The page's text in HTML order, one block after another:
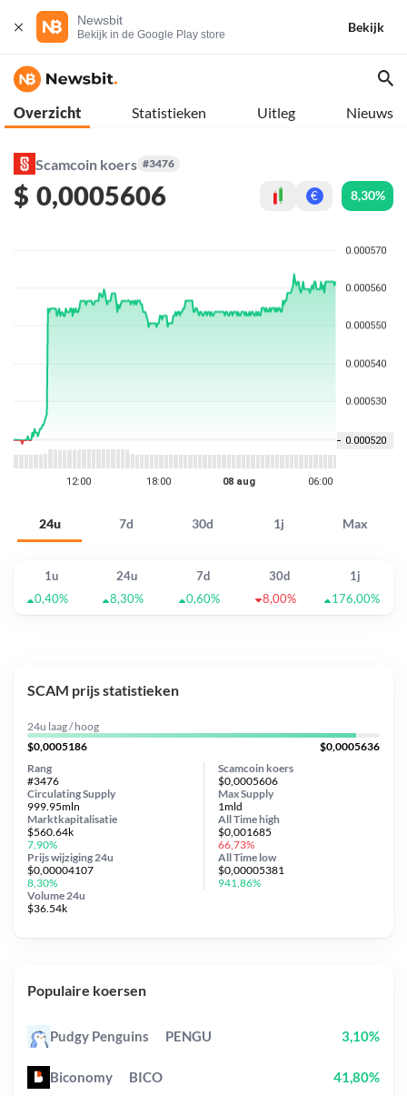
Newsbit
Bekijk in de Google Play store
Bekijk
Overzicht Statistieken Uitleg Nieuws
Scamcoin koers #3476
$ 0,0005606 € 8,30%
24u 7d 30d 1j Max
1u 24u 7d 30d
1j
0,40%
8,30% 0,60% 8,00% 176,00%
SCAM prijs statistieken
24u laag / hoog
$0,0005186
$0,0005636
Scamcoin koers
$0,0005606
Circulating Supply
999.95mln
Prijs wijziging 24u
$0,00004107
8,30%
Max Supply
1mld
Marktkapitalisatie
$560.64k
7,90%
Volume 24u
$36.54k
Rang
#3476
All Timehigh
$0,001685
66,73%
All Time low
$0,00005381
941,86%
Populaire koersen
Pudgy Penguins PENGU 3,10%
Biconomy BICO 41,80%